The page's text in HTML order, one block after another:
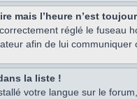
mais l’heure n’est
réglé le fuseau
afin de lui communiquer
la liste !
votre langue sur le